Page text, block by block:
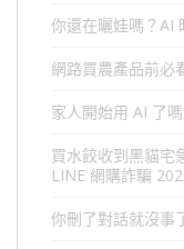
你還在曬娃嗎？AI
網路買農產品前必
家人開始用 AI 了
買水餃收到黑貓
LINE 網購詐騙
你刪了對話就沒事